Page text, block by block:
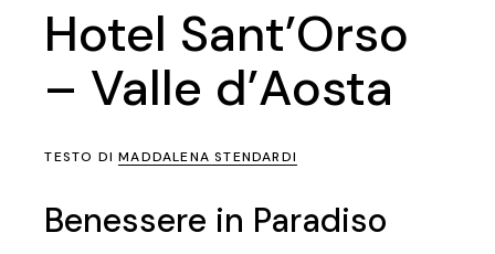
Hotel Sant’Orso
– Valle d’Aosta
TESTO DIMADDALENA STENDARDI
Benessere in Paradiso